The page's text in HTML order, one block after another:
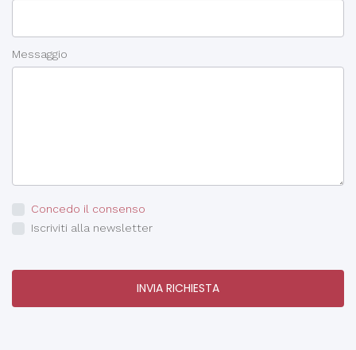
Messaggio
Concedo il consenso
Iscriviti alla newsletter
INVIA RICHIESTA